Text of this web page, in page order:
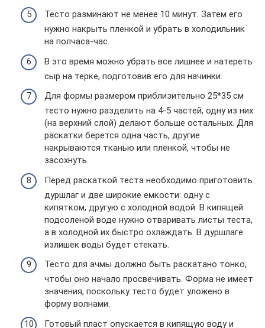
Тесто разминают не менее 10 минут. Затем его
нужно накрыть пленкой и убрать в холодильник
на полчаса-час.
В это время можно убрать все лишнее и натереть
сыр на терке, подготовив его для начинки.
Для формы размером приблизительно 25*35 см
тесто нужно разделить на 4-5 частей, одну из них
(на верхний слой) делают больше остальных. Для
раскатки берется одна часть, другие
накрываются тканью или пленкой, чтобы не
засохнуть.
Перед раскаткой теста необходимо приготовить
дуршлаг и две широкие емкости: одну с
кипятком, другую с холодной водой. В кипящей
подсоленой воде нужно отваривать листы теста,
а в холодной их быстро охлаждать. В дуршлаге
излишек воды будет стекать.
Тесто для ачмы должно быть раскатано тонко,
чтобы оно начало просвечивать. Форма не имеет
значения, поскольку тесто будет уложено в
форму волнами.
Готовый пласт опускается в кипящую воду и